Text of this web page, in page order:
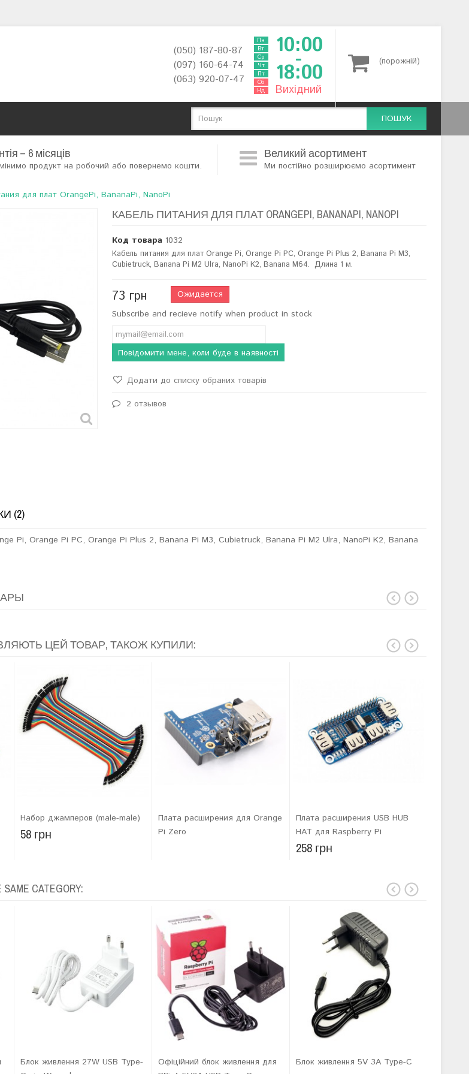
ПОШУК
(порожній)
(050) 187-80-87
(097) 160-64-74
(063) 920-07-47
Пн
Вт
Ср
Чт
Пт
Сб
Нд
10:00
-
18:00
Вихідний
– 6 місяців
продукт на робочий або повернемо кошти.
Великий асортимент
Ми постійно розширюємо асортимент
для плат OrangePi, BananaPi, NanoPi
КАБЕЛЬ ПИТАНИЯ ДЛЯ ПЛАТ ORANGEPI, BANANAPI, NANOPI
Код товара 1032
Кабель питания для платOrange Pi, Orange Pi PC, Orange Pi Plus 2, Banana Pi M3,
Cubietruck, Banana Pi M2 Ulra, NanoPi K2, Banana M64. Длина 1 м.
73 грн
Ожидается
Subscribe and recieve notify when product in stock
Повідомити мене, коли буде в наявності
Додати до списку обраних товарів
2 отзывов
(2)
Pi, Orange Pi PC, Orange Pi Plus 2, Banana Pi M3, Cubietruck, Banana Pi M2 Ulra, NanoPi K2, Banana
ЦЕЙ ТОВАР, ТАКОЖ КУПИЛИ:
Набор джамперов (male-male)
58 грн
Плата расширения для Orange
Pi Zero
Плата расширения USB HUB
HAT для Raspberry Pi
258 грн
CATEGORY:
Блок живлення 27W USB Type-
Офіційний блок живлення для
Блок живлення 5V 3А Type-C